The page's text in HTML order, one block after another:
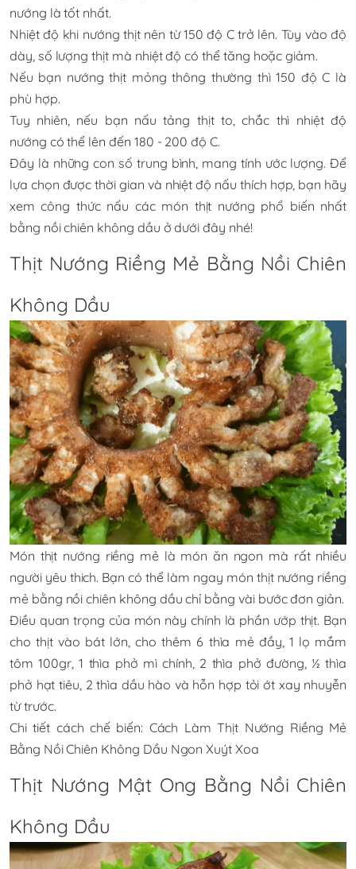
nướng là tốt nhất.
Nhiệt độ khi nướng thịt nên từ 150 độ C trở lên. Tùy vào độ
dày, số lượng thịt mà nhiệt độ có thể tăng hoặc giảm.
Nếu bạn nướng thịt mỏng thông thường thì 150 độ C là
phù hợp.
Tuy nhiên, nếu bạn nấu tảng thịt to, chắc thì nhiệt độ
nướng có thể lên đến 180 - 200 độ C.
Đây là những con số trung bình, mang tính ước lượng. Để
lựa chọn được thời gian và nhiệt độ nấu thích hợp, bạn hãy
xem công thức nấu các món thịt nướng phổ biến nhất
bằng nồi chiên không dầu ở dưới đây nhé!
Thịt Nướng Riềng Mẻ Bằng Nồi Chiên
Không Dầu
Món thịt nướng riềng mẻ là món ăn ngon mà rất nhiều
người yêu thich. Bạn có thể làm ngay món thịt nướng riềng
mẻ bằng nồi chiên không dầu chỉ bằng vài bước đơn giản.
Điều quan trọng của món này chính là phần ướp thịt. Bạn
cho thịt vào bát lớn, cho thêm 6 thìa mẻ đầy, 1 lọ mắm
tôm 100gr, 1 thìa phở mì chính, 2 thìa phở đường, ½ thìa
phở hạt tiêu, 2 thìa dầu hào và hỗn hợp tỏi ớt xay nhuyễn
từ trước.
Chi tiết cách chế biến: Cách Làm Thịt Nướng Riềng Mẻ
Bằng Nồi Chiên Không Dầu Ngon Xuýt Xoa
Thịt Nướng Mật Ong Bằng Nồi Chiên
Không Dầu